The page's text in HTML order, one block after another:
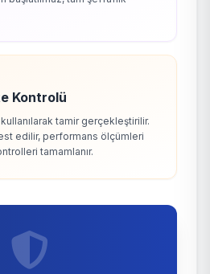
Kontrolü
tamir gerçekleştirilir.
edilir, performans ölçümleri
tamamlanır.